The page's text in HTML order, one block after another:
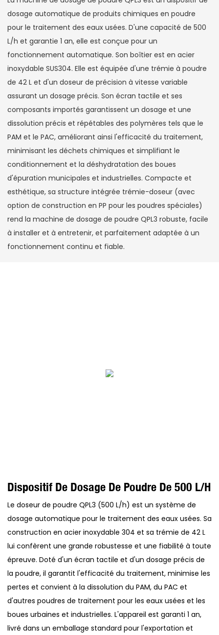
dosage automatique de produits chimiques en poudre
pour le traitement des eaux usées. D'une capacité de 500
L/h et garantie 1 an, elle est conçue pour un
fonctionnement automatique. Son boîtier est en acier
inoxydable SUS304. Elle est équipée d'une trémie à poudre
de 42 L et d'un doseur de précision à vitesse variable
assurant un dosage précis. Son écran tactile et ses
composants importés garantissent un dosage et une
dissolution précis et répétables des polymères tels que le
PAM et le PAC, améliorant ainsi l'efficacité du traitement,
minimisant les déchets chimiques et simplifiant le
conditionnement et la déshydratation des boues
d'épuration municipales et industrielles. Compacte et
esthétique, sa structure intégrée trémie-doseur (avec
option de construction en PP pour les poudres spéciales)
rend la machine de dosage de poudre QPL3 robuste, facile
à installer et à entretenir, et parfaitement adaptée à un
fonctionnement continu et fiable.
Dispositif De Dosage De Poudre De 500 L/h
Le doseur de poudre QPL3 (500 L/h) est un système de
dosage automatique pour le traitement des eaux usées. Sa
construction en acier inoxydable 304 et sa trémie de 42 L
lui confèrent une grande robustesse et une fiabilité à toute
épreuve. Doté d'un écran tactile et d'un dosage précis de
la poudre, il garantit l'efficacité du traitement, minimise les
pertes et convient à la dissolution du PAM, du PAC et
d'autres poudres de traitement pour les eaux usées et les
boues urbaines et industrielles. L'appareil est garanti 1 an,
livré dans un emballage standard pour l'exportation et